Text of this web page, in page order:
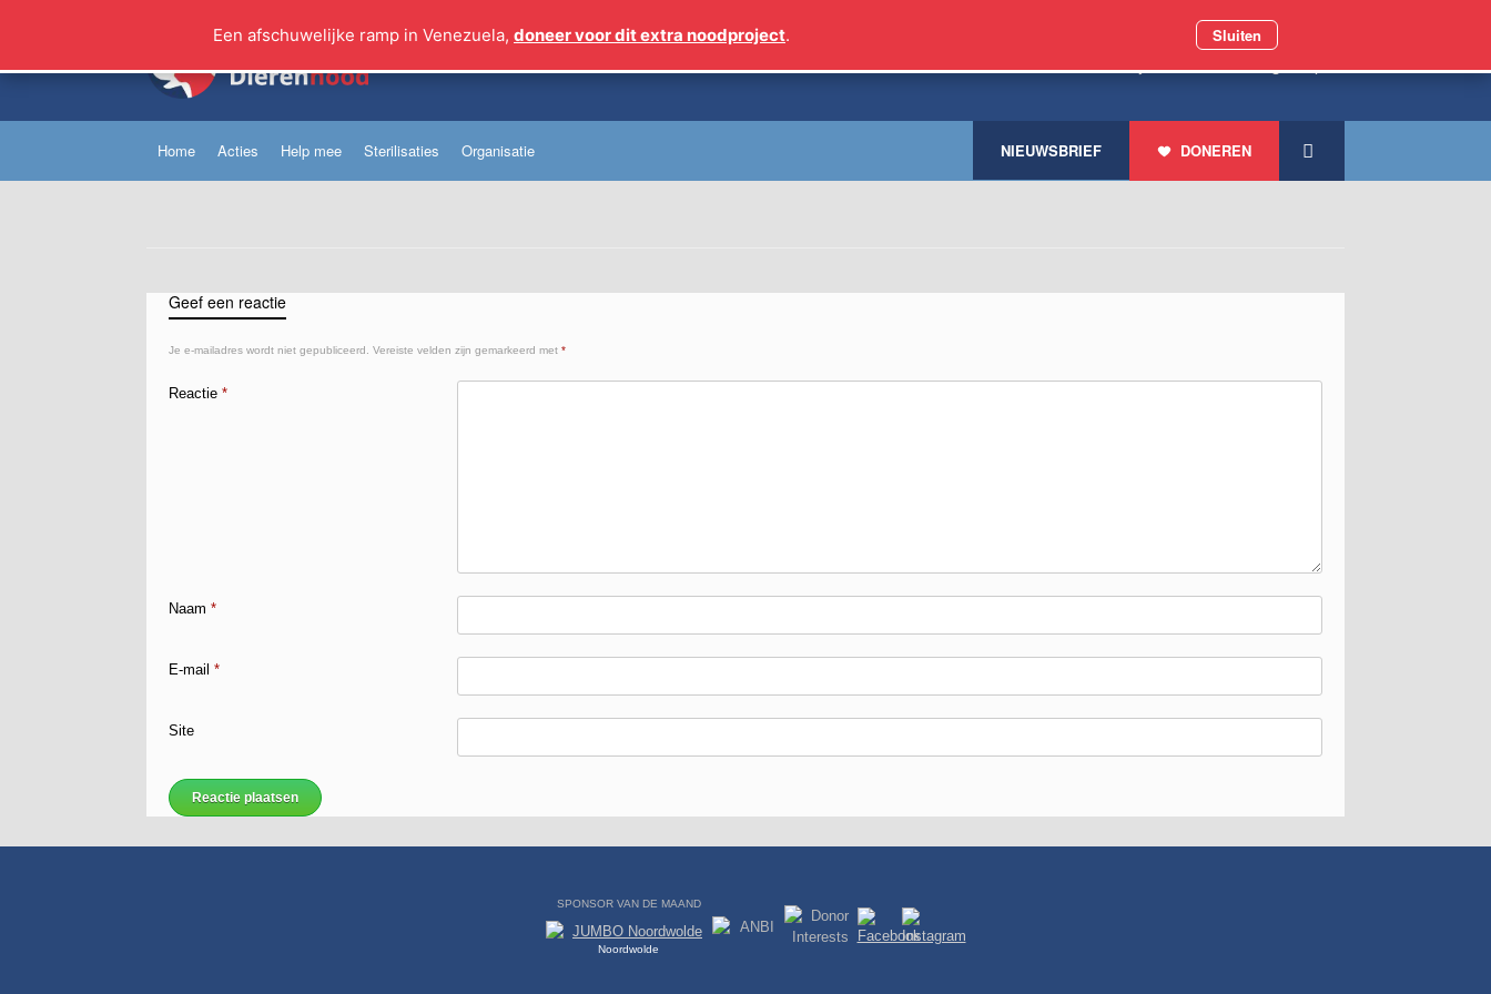
inhoud
Home Acties Help mee Sterilisaties Organisatie DONEREN
NIEUWSBRIEF
Geef een reactie
Je e-mailadres wordt niet gepubliceerd. Vereiste velden zijn gemarkeerd met *
Reactie *
Naam *
E-mail *
Site
SPONSOR VAN DE MAAND
Noordwolde
Een afschuwelijke ramp in Venezuela, doneer voor dit extra noodproject. Sluiten